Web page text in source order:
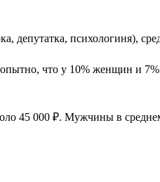
депутатка, психологиня),
что у 10% женщин и
45 000 ₽. Мужчины в